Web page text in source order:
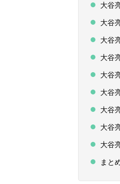
大谷
大谷
大谷
大谷
大谷
大谷
大谷
大谷
大谷
まと